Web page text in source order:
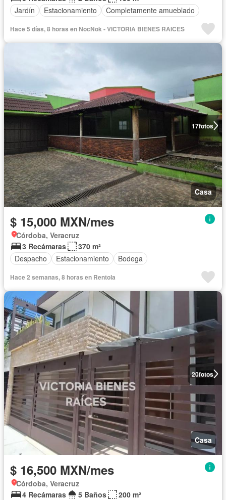
Jardín
Estacionamiento Completamente amueblado
Hace 5 días, 8 horas en NocNok - VICTORIA BIENES RAICES
17fotos
Casa
$ 15,000 MXN/mes
Córdoba, Veracruz
3 Recámaras
370 m²
Despacho
Estacionamiento Bodega
Hace 2 semanas, 8 horas en Rentola
20fotos
Casa
$ 16,500 MXN/mes
Córdoba, Veracruz
4 Recámaras
5 Baños
200 m²